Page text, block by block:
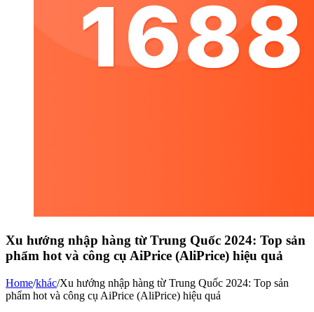
Xu hướng nhập hàng từ Trung Quốc 2024: Top sản
phẩm hot và công cụ AiPrice (AliPrice) hiệu quả
Home/khác/Xu hướng nhập hàng từ Trung Quốc 2024: Top sản
phẩm hot và công cụ AiPrice (AliPrice) hiệu quả